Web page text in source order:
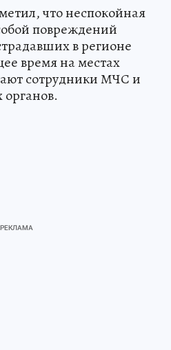
что неспокойная
повреждений
в регионе
время на местах
сотрудники МЧС и